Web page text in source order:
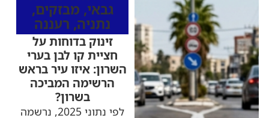
גבאי, מבזקים,
נתניה, רעננה
זינוק בדוחות על
חציית קו לבן בערי
השרון: איזו עיר בראש
הרשימה המביכה
בשרון?
לפי נתוני 2025, נרשמה